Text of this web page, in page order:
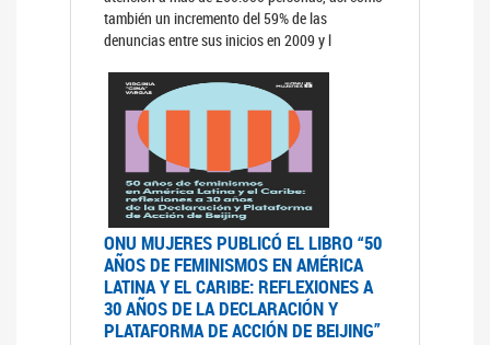
también un incremento del 59% de las
denuncias entre sus inicios en 2009 y l
ONU MUJERES PUBLICÓ EL LIBRO “50
AÑOS DE FEMINISMOS EN AMÉRICA
LATINA Y EL CARIBE: REFLEXIONES A
30 AÑOS DE LA DECLARACIÓN Y
PLATAFORMA DE ACCIÓN DE BEIJING”